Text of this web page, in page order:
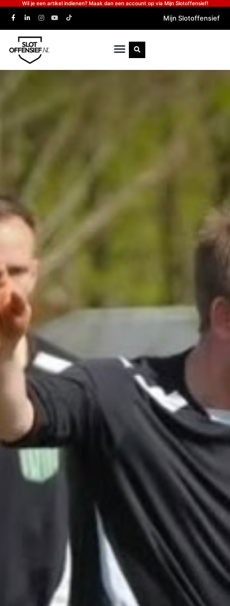
Wil je een artikel indienen? Maak dan een account op via Mijn Slotoffensief!
Mijn Slotoffensief